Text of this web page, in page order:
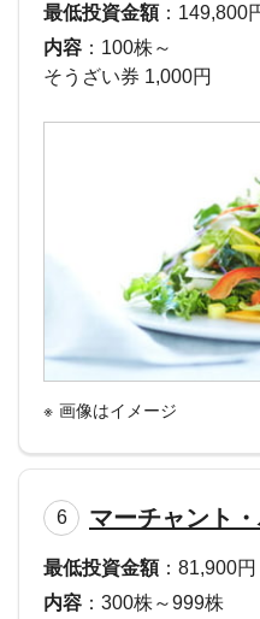
最低投資金額：149,800
内容 ：100株～
そうざい券 1,000円
画像はイメージ
6 マーチャント
最低投資金額：81,900円
内容 ：300株～999株